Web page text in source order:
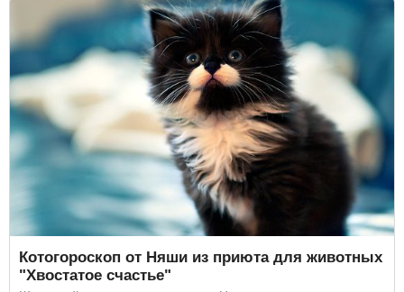
Котогороскоп от Няши из приюта для животных
"Хвостатое счастье"